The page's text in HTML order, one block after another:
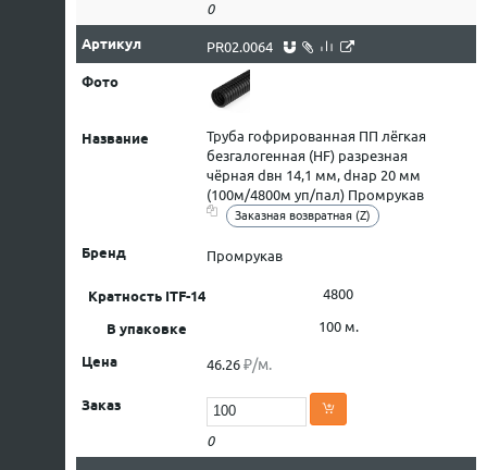
0
PR02.0064
Труба гофрированная ПП лёгкая
безгалогенная (HF) разрезная
чёрная dвн 14,1 мм, dнар 20 мм
(100м/4800м уп/пал) Промрукав
Заказная возвратная (Z)
Промрукав
4800
100 м.
46.26 ₽/м.
0